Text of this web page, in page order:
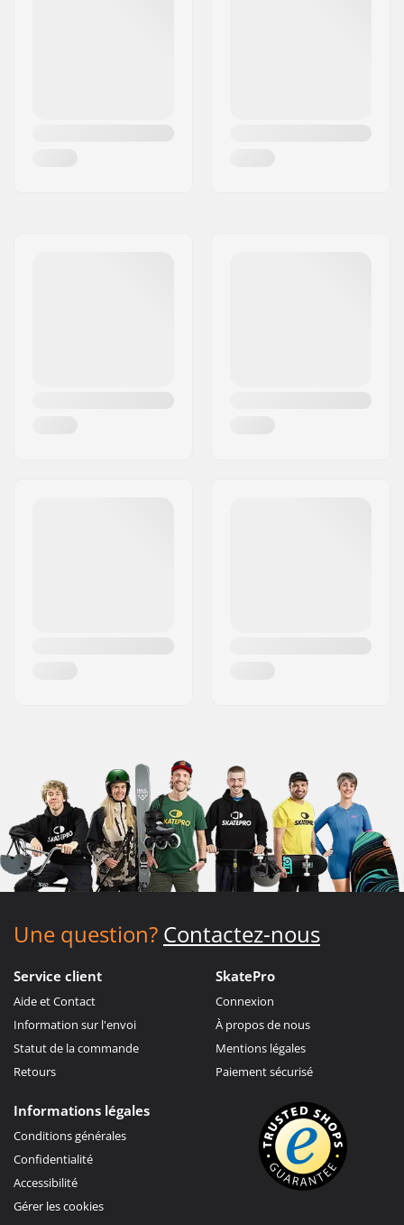
Une question? Contactez-nous
Service client
Aide et Contact
Information sur l'envoi
Statut de la commande
Retours
SkatePro
Connexion
À propos de nous
Mentions légales
Paiement sécurisé
Informations légales
Conditions générales
Confidentialité
Accessibilité
Gérer les cookies